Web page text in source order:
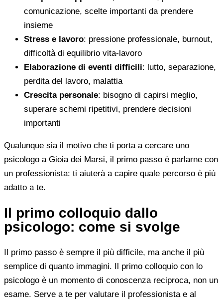
comunicazione, scelte importanti da prendere
insieme
Stress e lavoro: pressione professionale, burnout,
difficoltà di equilibrio vita-lavoro
Elaborazione di eventi difficili: lutto, separazione,
perdita del lavoro, malattia
Crescita personale: bisogno di capirsi meglio,
superare schemi ripetitivi, prendere decisioni
importanti
Qualunque sia il motivo che ti porta a cercare uno
psicologo a Gioia dei Marsi, il primo passo è parlarne con
un professionista: ti aiuterà a capire quale percorso è più
adatto a te.
Il primo colloquio dallo
psicologo: come si svolge
Il primo passo è sempre il più difficile, ma anche il più
semplice di quanto immagini. Il primo colloquio con lo
psicologo è un momento di conoscenza reciproca, non un
esame. Serve a te per valutare il professionista e al